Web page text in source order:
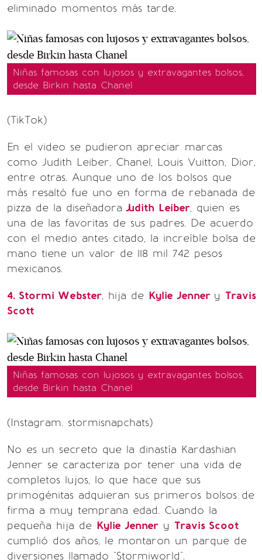
eliminado momentos más tarde.
Niñas famosas con lujosos y extravagantes bolsos,
desde Birkin hasta Chanel
(TikTok)
En el video se pudieron apreciar marcas
como Judith Leiber, Chanel, Louis Vuitton, Dior,
entre otras. Aunque uno de los bolsos que
más resaltó fue uno en forma de rebanada de
pizza de la diseñadora Judith Leiber, quien es
una de las favoritas de sus padres. De acuerdo
con el medio antes citado, la increíble bolsa de
mano tiene un valor de 118 mil 742 pesos
mexicanos.
4. Stormi Webster, hija de Kylie Jenner y Travis
Scott
Niñas famosas con lujosos y extravagantes bolsos,
desde Birkin hasta Chanel
(Instagram. stormisnapchats)
No es un secreto que la dinastía Kardashian
Jenner se caracteriza por tener una vida de
completos lujos, lo que hace que sus
primogénitas adquieran sus primeros bolsos de
firma a muy temprana edad. Cuando la
pequeña hija de Kylie Jenner y Travis Scoot
cumplió dos años, le montaron un parque de
diversiones llamado "Stormiworld".